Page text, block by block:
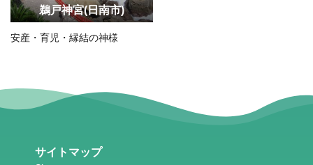
鵜戸神宮(日南市)
安産・育児・縁結の神様
サイトマップ